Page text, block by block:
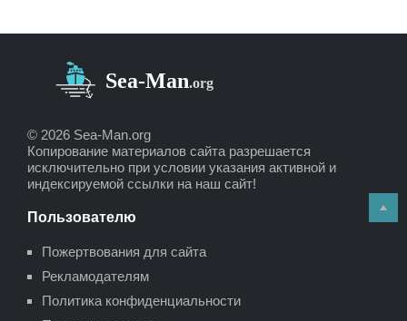
© 2026 Sea-Man.org
Копирование материалов сайта разрешается
исключительно при условии указания активной и
индексируемой ссылки на наш сайт!
Пользователю
Пожертвования для сайта
Рекламодателям
Политика конфиденциальности